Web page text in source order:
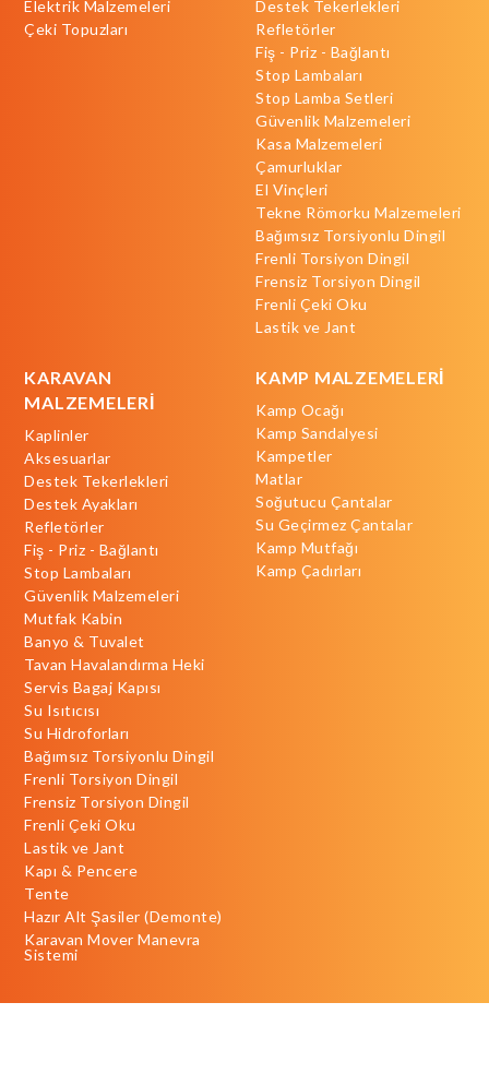
Elektrik Malzemeleri
Çeki Topuzları
Destek Tekerlekleri
Refletörler
Fiş - Priz - Bağlantı
Stop Lambaları
Stop Lamba Setleri
Güvenlik Malzemeleri
Kasa Malzemeleri
Çamurluklar
El Vinçleri
Tekne Römorku Malzemeleri
Bağımsız Torsiyonlu Dingil
Frenli Torsiyon Dingil
Frensiz Torsiyon Dingil
Frenli Çeki Oku
Lastik ve Jant
KARAVAN
MALZEMELERİ
Kaplinler
Aksesuarlar
Destek Tekerlekleri
Destek Ayakları
Refletörler
Fiş - Priz - Bağlantı
Stop Lambaları
Güvenlik Malzemeleri
Mutfak Kabin
Banyo & Tuvalet
Tavan Havalandırma Heki
Servis Bagaj Kapısı
Su Isıtıcısı
Su Hidroforları
Bağımsız Torsiyonlu Dingil
Frenli Torsiyon Dingil
Frensiz Torsiyon Dingil
Frenli Çeki Oku
Lastik ve Jant
Kapı & Pencere
Tente
Hazır Alt Şasiler (Demonte)
Karavan Mover Manevra
Sistemi
KAMP MALZEMELERİ
Kamp Ocağı
Kamp Sandalyesi
Kampetler
Matlar
Soğutucu Çantalar
Su Geçirmez Çantalar
Kamp Mutfağı
Kamp Çadırları